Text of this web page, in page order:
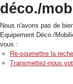
déco./
Nous n'avons pas de
Equipement Déco./
vous :
Re-soumettre la
Transmettez-nous